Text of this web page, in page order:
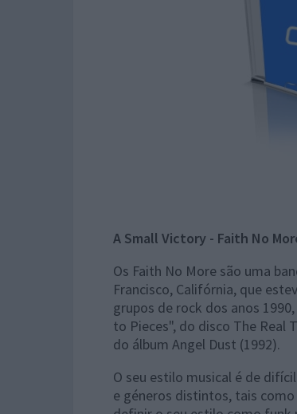
A Small Victory - Faith No
Os Faith No More são uma
Francisco, Califórnia, que
grupos de rock dos anos
to Pieces", do disco The Real
do álbum Angel Dust (1992).
O seu estilo musical é de
e géneros distintos, tais